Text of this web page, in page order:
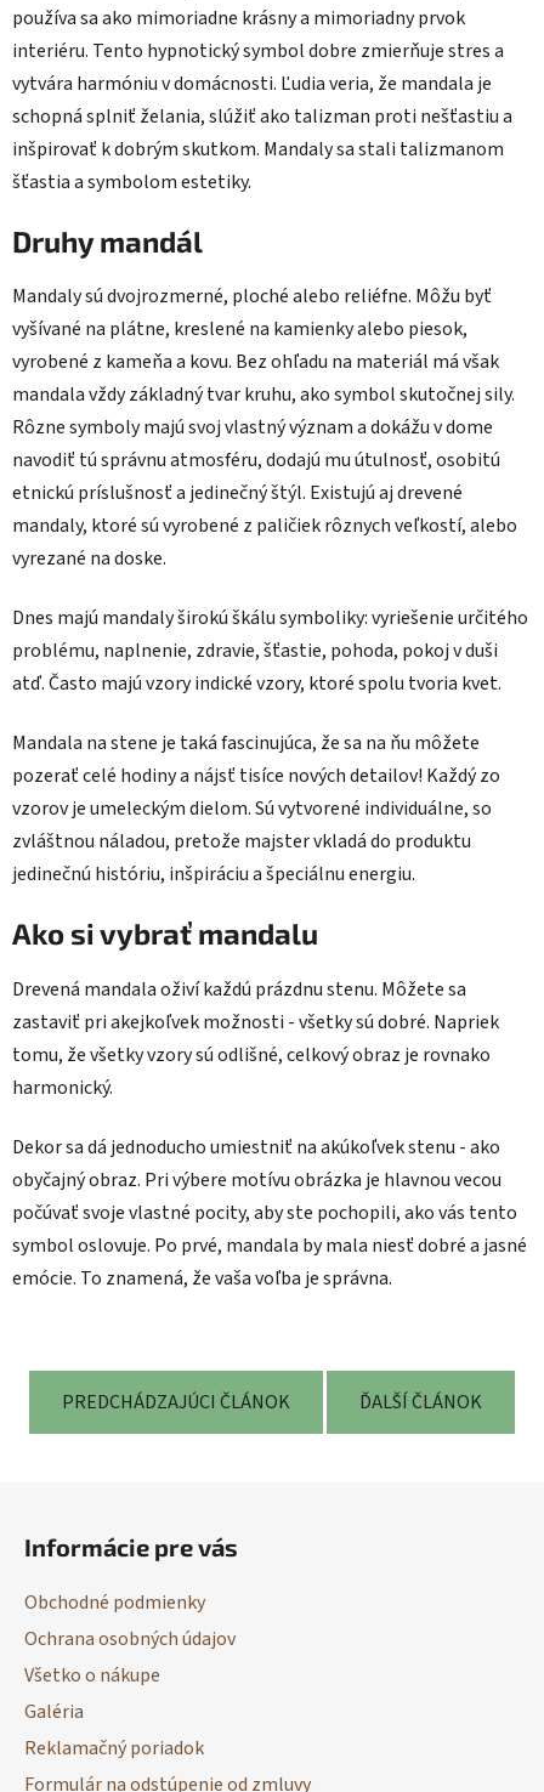
používa sa ako mimoriadne krásny a mimoriadny prvok
interiéru. Tento hypnotický symbol dobre zmierňuje stres a
vytvára harmóniu v domácnosti. Ľudia veria, že mandala je
schopná splniť želania, slúžiť ako talizman proti nešťastiu a
inšpirovať k dobrým skutkom. Mandaly sa stali talizmanom
šťastia a symbolom estetiky.
Druhy mandál
Mandaly sú dvojrozmerné, ploché alebo reliéfne. Môžu byť
vyšívané na plátne, kreslené na kamienky alebo piesok,
vyrobené z kameňa a kovu. Bez ohľadu na materiál má však
mandala vždy základný tvar kruhu, ako symbol skutočnej sily.
Rôzne symboly majú svoj vlastný význam a dokážu v dome
navodiť tú správnu atmosféru, dodajú mu útulnosť, osobitú
etnickú príslušnosť a jedinečný štýl. Existujú aj drevené
mandaly, ktoré sú vyrobené z paličiek rôznych veľkostí, alebo
vyrezané na doske.
Dnes majú mandaly širokú škálu symboliky: vyriešenie určitého
problému, naplnenie, zdravie, šťastie, pohoda, pokoj v duši
atď. Často majú vzory indické vzory, ktoré spolu tvoria kvet.
Mandala na stene je taká fascinujúca, že sa na ňu môžete
pozerať celé hodiny a nájsť tisíce nových detailov! Každý zo
vzorov je umeleckým dielom. Sú vytvorené individuálne, so
zvláštnou náladou, pretože majster vkladá do produktu
jedinečnú históriu, inšpiráciu a špeciálnu energiu.
Ako si vybrať mandalu
Drevená mandala oživí každú prázdnu stenu. Môžete sa
zastaviť pri akejkoľvek možnosti - všetky sú dobré. Napriek
tomu, že všetky vzory sú odlišné, celkový obraz je rovnako
harmonický.
Dekor sa dá jednoducho umiestniť na akúkoľvek stenu - ako
obyčajný obraz. Pri výbere motívu obrázka je hlavnou vecou
počúvať svoje vlastné pocity, aby ste pochopili, ako vás tento
symbol oslovuje. Po prvé, mandala by mala niesť dobré a jasné
emócie. To znamená, že vaša voľba je správna.
PREDCHÁDZAJÚCI ČLÁNOK ĎALŠÍ ČLÁNOK
Informácie pre vás
Obchodné podmienky
Ochrana osobných údajov
Všetko o nákupe
Galéria
Reklamačný poriadok
Formulár na odstúpenie od zmluvy